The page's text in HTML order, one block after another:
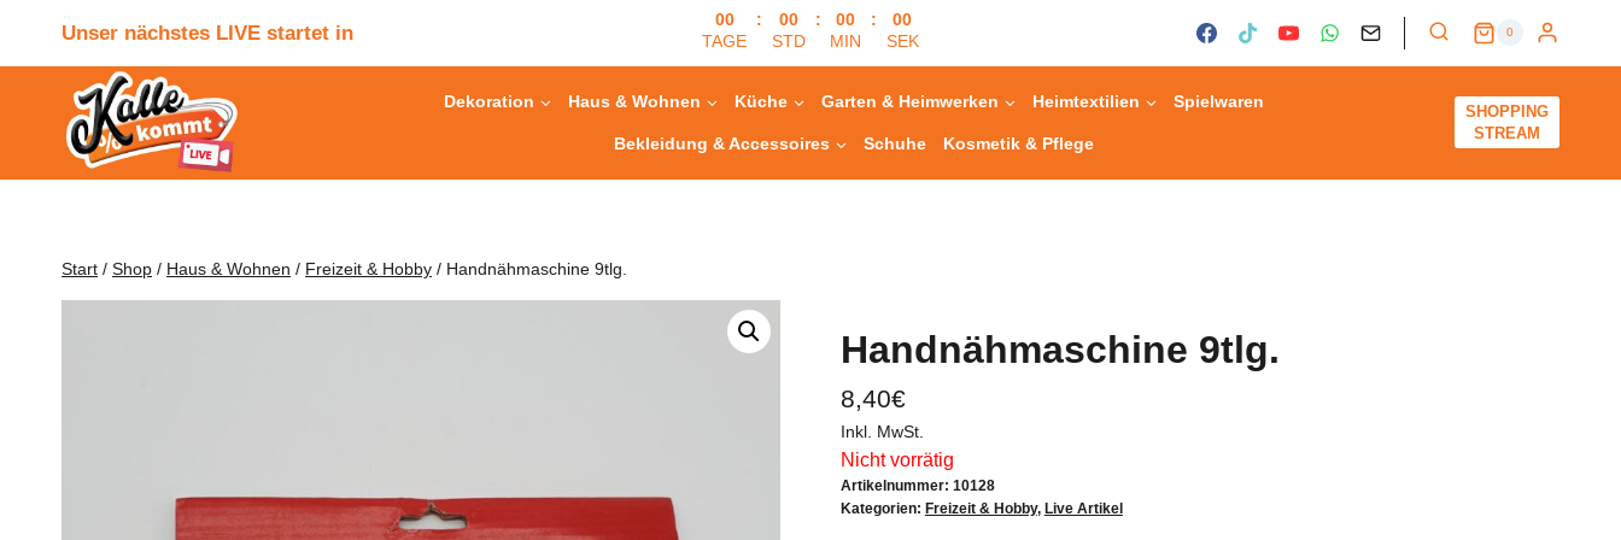
Unser nächstes LIVE startet in
00
TAGE
:
00
STD
:
00
MIN
:
00
SEK
0
Dekoration Haus & Wohnen Küche Garten & Heimwerken Heimtextilien Spielwaren
Bekleidung & Accessoires Schuhe Kosmetik & Pflege
SHOPPING
STREAM
Start / Shop / Haus & Wohnen / Freizeit & Hobby / Handnähmaschine 9tlg.
Handnähmaschine 9tlg.
8,40€
Inkl. MwSt.
Nicht vorrätig
Artikelnummer: 10128
Kategorien: Freizeit & Hobby, Live Artikel